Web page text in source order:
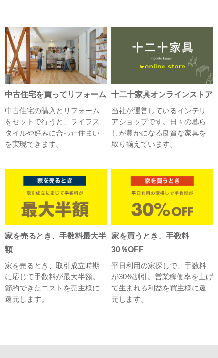
中古住宅を買ってリフォーム
中古住宅の購入とリフォーム
をセットで行うと、ライフス
タイルや好みに合った住まい
を実現できます。
十二十家具オンラインストア
当社が運営しているインテリ
アショップです。日々の暮ら
しが豊かになる良質な家具を
取り揃えています。
家を売るとき、手数料最大半
額
家を売るとき、取引成立時期
に応じて手数料が最大半額。
節約できたコストを売主様に
還元します。
家を買うとき、手数料
30％OFF
平日利用の家探しで、手数料
が30%割引。営業稼働率を上げ
て生まれる利益を買主様に還
元します。